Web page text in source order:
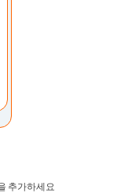
추가하세요